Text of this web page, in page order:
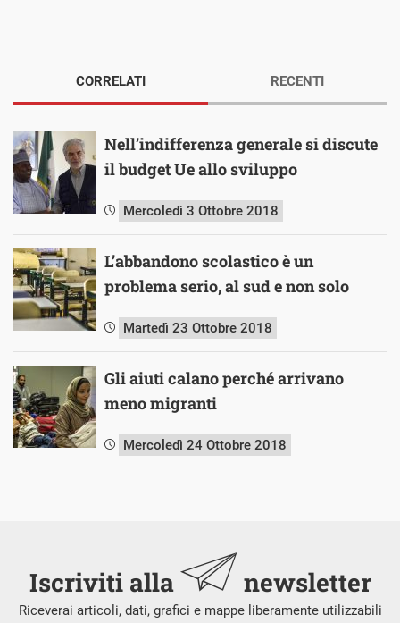
CORRELATI
Nell’indifferenza generale si discute
il budget Ue allo sviluppo
Mercoledì 3 Ottobre 2018
L’abbandono scolastico è un
problema serio, al sud e non solo
Martedì 23 Ottobre 2018
Gli aiuti calano perché arrivano
meno migranti
Mercoledì 24 Ottobre 2018
RECENTI
Iscriviti alla newsletter
Riceverai articoli, dati, grafici e mappe liberamente utilizzabili